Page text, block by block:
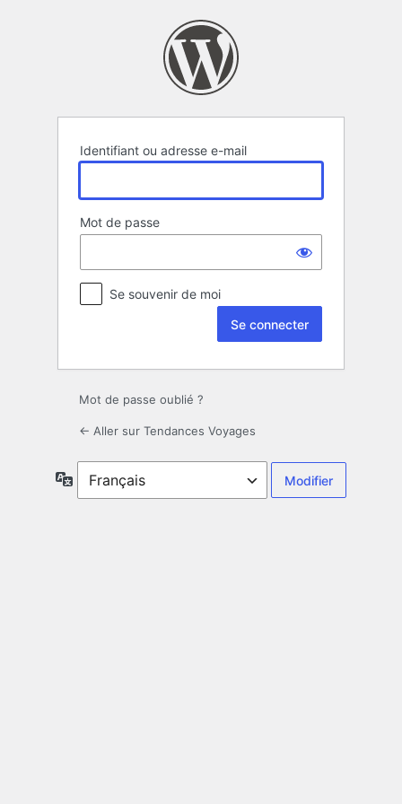
Identifiant ou adresse e-mail
Mot de passe
Se souvenir de moi
Mot de passe oublié ?
← Aller sur Tendances Voyages
Langue